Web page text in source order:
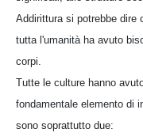
Addirittura si potrebbe dire
tutta l'umanità ha avuto
corpi.
Tutte le culture hanno
fondamentale elemento di
sono soprattutto due: